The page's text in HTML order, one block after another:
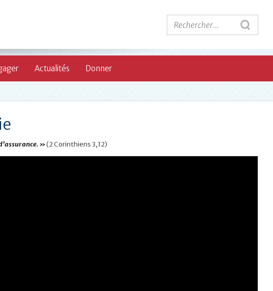
Actualités Donner
»(2 Corinthiens 3,12)